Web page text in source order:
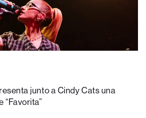
junto a Cindy Cats una
“Favorita”